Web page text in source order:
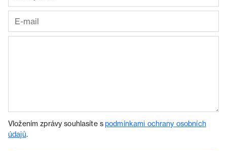
Vložením zprávy souhlasíte spodmínkami ochrany osobních
údajů.